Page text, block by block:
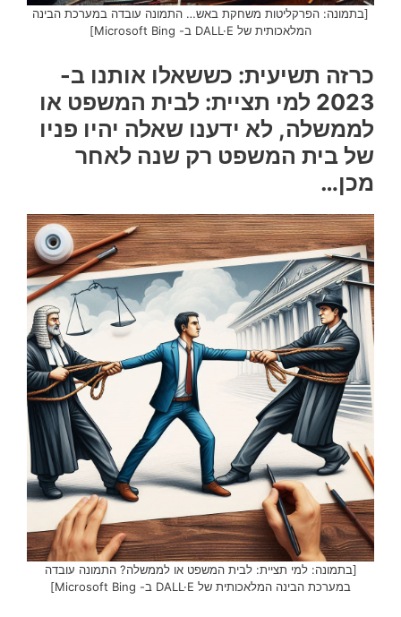
[בתמונה: הפרקליטות משחקת באש… התמונה עובדה במערכת הבינה
המלאכותית של DALL·E ב- Microsoft Bing]
כרזה תשיעית: כששאלו אותנו ב-
2023 למי תציית: לבית המשפט או
לממשלה, לא ידענו שאלה יהיו פניו
של בית המשפט רק שנה לאחר
מכן…
[בתמונה: למי תציית: לבית המשפט או לממשלה? התמונה עובדה
במערכת הבינה המלאכותית של DALL·E ב- Microsoft Bing]